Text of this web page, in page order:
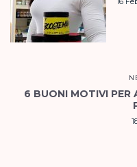
6 BUONI MOTIVI PER